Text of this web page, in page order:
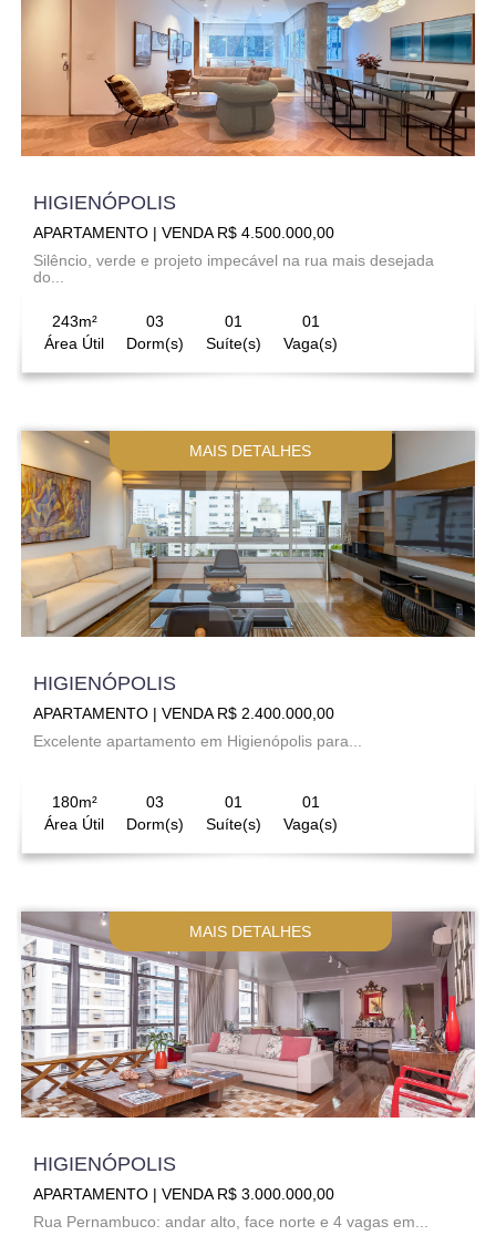
HIGIENÓPOLIS
APARTAMENTO | VENDA R$ 4.500.000,00
Silêncio, verde e projeto impecável na rua mais desejada
do...
243m²
Área Útil
03
Dorm(s)
01
Suíte(s)
01
Vaga(s)
MAIS DETALHES
HIGIENÓPOLIS
APARTAMENTO | VENDA R$ 2.400.000,00
Excelente apartamento em Higienópolis para...
180m²
Área Útil
03
Dorm(s)
01
Suíte(s)
01
Vaga(s)
MAIS DETALHES
HIGIENÓPOLIS
APARTAMENTO | VENDA R$ 3.000.000,00
Rua Pernambuco: andar alto, face norte e 4 vagas em...